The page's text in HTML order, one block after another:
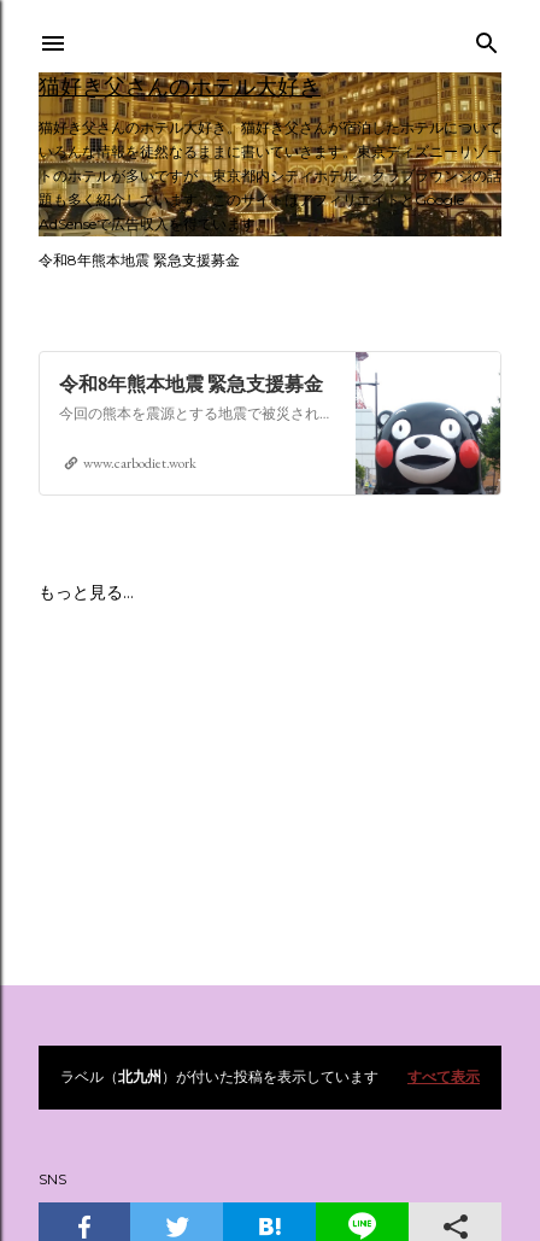
スキップしてメイン コンテンツに移動
猫好き父さんのホテル大好き
猫好き父さんのホテル大好き。猫好き父さんが宿泊したホテルについて
いろんな情報を徒然なるままに書いていきます。東京ディズニーリゾー
トのホテルが多いですが、東京都内シティホテル、クラブラウンジの話
題も多く紹介しています。このサイトはアフィリエイトとGoogle
AdSenseで広告収入を得ています。
令和8年熊本地震 緊急支援募金
令和8年熊本地震 緊急支援募金
今回の熊本を震源とする地震で被災された皆さままだまだ余震も続き大変な時間を過ごされていると思います。心よりお見舞い申し上げます
www.carbodiet.work
もっと見る…
投ラベル（北九州 ）が付いた投稿を表示しています すべて表示
SNS